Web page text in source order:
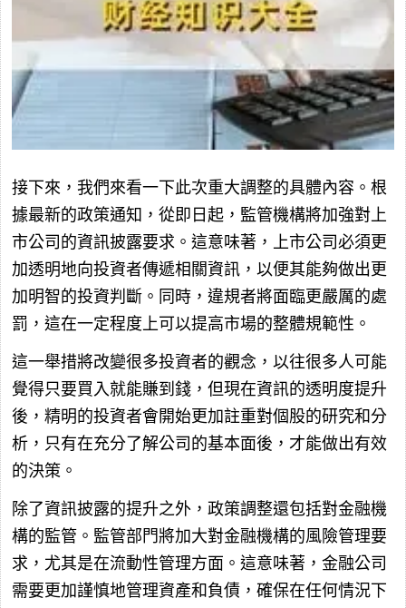
接下來，我們來看一下此次重大調整的具體內容。根
據最新的政策通知，從即日起，監管機構將加強對上
市公司的資訊披露要求。這意味著，上市公司必須更
加透明地向投資者傳遞相關資訊，以便其能夠做出更
加明智的投資判斷。同時，違規者將面臨更嚴厲的處
罰，這在一定程度上可以提高市場的整體規範性。
這一舉措將改變很多投資者的觀念，以往很多人可能
覺得只要買入就能賺到錢，但現在資訊的透明度提升
後，精明的投資者會開始更加註重對個股的研究和分
析，只有在充分了解公司的基本面後，才能做出有效
的決策。
除了資訊披露的提升之外，政策調整還包括對金融機
構的監管。監管部門將加大對金融機構的風險管理要
求，尤其是在流動性管理方面。這意味著，金融公司
需要更加謹慎地管理資產和負債，確保在任何情況下